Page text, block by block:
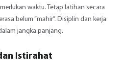
waktu. Tetap latihan secara
belum “mahir”. Disiplin dan kerja
jangka panjang.
Istirahat